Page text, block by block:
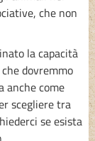
che non
la capacità
dovremmo
anche come
scegliere tra
se esista